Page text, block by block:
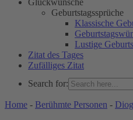
Glückwünsche
Geburtstagssprüche
Klassische
Lustige
Zitat des Tages
Zufälliges Zitat
Search for:
WELT DER ZITATE
Home - Berühmte Personen -